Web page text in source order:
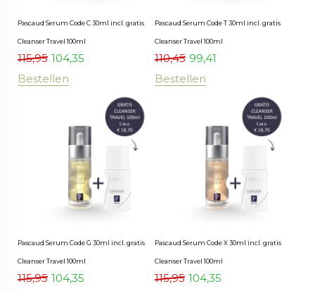
Pascaud Serum Code C 30ml incl. gratis
Cleanser Travel 100ml
115,95 104,35
Bestellen
Pascaud Serum Code T 30ml incl. gratis
Cleanser Travel 100ml
110,45 99,41
Bestellen
Pascaud Serum Code G 30ml incl. gratis
Cleanser Travel 100ml
115,95 104,35
Pascaud Serum Code X 30ml incl. gratis
Cleanser Travel 100ml
115,95 104,35